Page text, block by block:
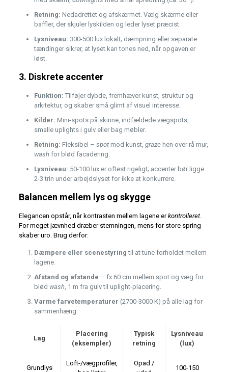
Retning: Nedadrettet og afskærmet. Vælg skærme eller
baffler, der skjuler lyskilden og leder lyset præcist.
Lysniveau: 300-500 lux lokalt; dæmpning eller separate
tændinger sikrer, at lyset kan tones ned, når opgaven er
løst.
3. Diskrete accenter
Funktion: Tilføjer dybde, fremhæver kunst, struktur og
arkitektur, og skaber små glimt af visuel interesse.
Kilder: Mini-spots på skinne, indfældede vægspots,
smalle uplights i gulv eller bag møbler.
Retning: Fleksibel – spotmod kunst, grazehen over rå mur,
washfor blød facadering.
Lysniveau: 50-100 lux er oftest rigeligt; accenter bør ligge
2-3 trin under arbejdslyset for ikke at konkurrere.
Balancen mellem lys og skygge
Elegancen opstår, når kontrasten mellem lagene erkontrolleret.
For meget jævnhed dræber stemningen, mens for store spring
skaber uro. Brug derfor:
Dæmpere eller scenestyring til at tune forholdet mellem
lagene.
Afstand og afstande – fx 60 cm mellem spot og væg for
blød wash, 1 m fra gulv til uplight-placering.
Varme farvetemperaturer (2700-3000 K) på alle lag for
sammenhæng.
Lag
Placering
(eksempler)
Typisk
retning
Lysniveau
(lux)
Grundlys
Loft-/vægprofiler,
Opad /
100-150